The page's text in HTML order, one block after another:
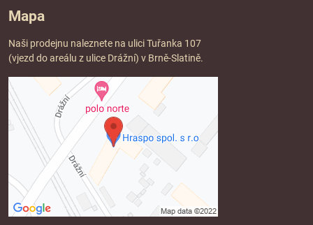
Mapa
Naši prodejnu naleznete na ulici Tuřanka 107
(vjezd do areálu z ulice Drážní) v Brně-Slatině.